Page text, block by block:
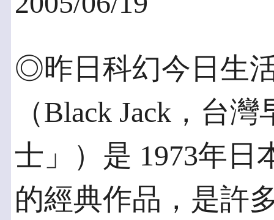
◎昨日科幻今日生
（Black Jack，台
士」）是 1973年日
的經典作品，是許